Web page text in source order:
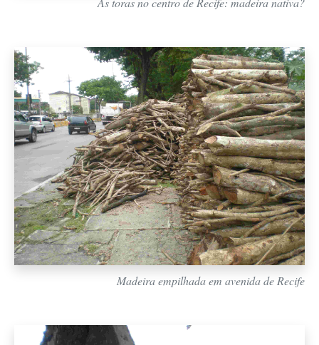
Madeira empilhada em avenida de Recife